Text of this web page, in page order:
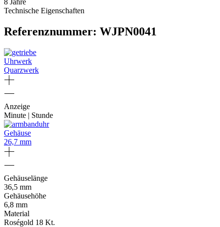
8 Jahre
Technische Eigenschaften
Referenznummer: WJPN0041
Uhrwerk
Quarzwerk
Anzeige
Minute | Stunde
Gehäuse
26,7 mm
Gehäuselänge
36,5 mm
Gehäusehöhe
6,8 mm
Material
Roségold 18 Kt.